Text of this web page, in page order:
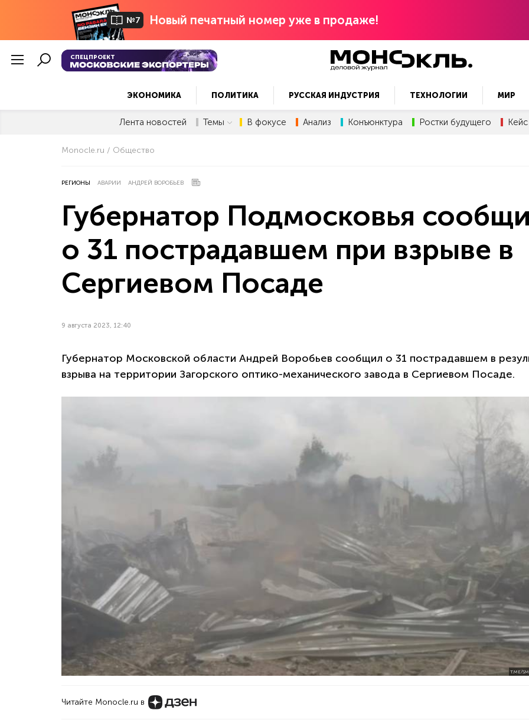
№7 Новый печатный номер уже в продаже!
СПЕЦПРОЕКТ
ЭКОНОМИКА ПОЛИТИКА РУССКАЯ ИНДУСТРИЯ ТЕХНОЛОГИИ МИР
Лента новостей Темы В фокусе Анализ Конъюнктура Ростки будущего Кейс
Monocle.ru Общество
РЕГИОНЫ АВАРИИ АНДРЕЙ ВОРОБЬЕВ
Губернатор Подмосковья
о 31 пострадавшем при взрыве в
Сергиевом Посаде
9 августа 2023, 12:40
Губернатор Московской области Андрей Воробьев сообщил о 31 пострадавшем в
взрыва на территории Загорского оптико-механического завода в Сергиевом Посаде.
T.ME/
Читайте Monocle.ru в